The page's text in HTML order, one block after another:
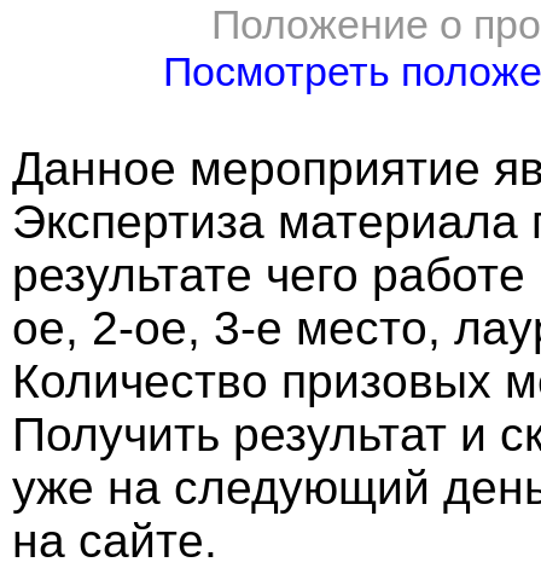
Положение о
Посмотреть
Данное мероприятие
Экспертиза
результате чего
ое, 2-ое, 3-е место,
Количество призовых
Получить результат и
уже на следующий
на сайте.